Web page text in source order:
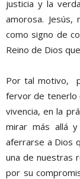
justicia y la
amorosa.
como signo de
Reino de Dios que
Por tal motivo,
fervor de tenerlo
vivencia, en la
mirar más allá y
aferrarse a Dios
una de nuestras
por su